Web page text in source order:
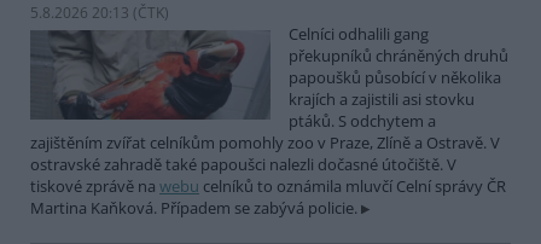
5.8.2026 20:13 (ČTK)
Celníci odhalili gang
překupníků chráněných druhů
papoušků působící v několika
krajích a zajistili asi stovku
ptáků. S odchytem a
zajištěním zvířat celníkům pomohly zoo v Praze, Zlíně a Ostravě. V
ostravské zahradě také papoušci nalezli dočasné útočiště. V
tiskové zprávě na webu celníků to oznámila mluvčí Celní správy ČR
Martina Kaňková. Případem se zabývá policie.